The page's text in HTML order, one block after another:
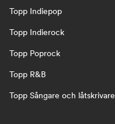
Topp Indiepop
Topp Indierock
Topp Poprock
Topp R&B
Topp Sångare och låtskrivare